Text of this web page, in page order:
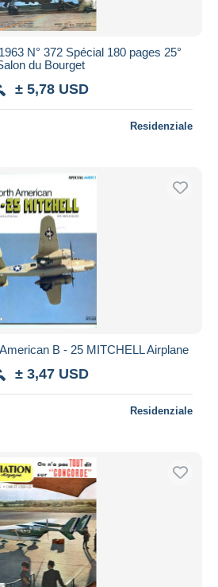
N° 372 Spécial 180 pages 25°
du Bourget
± 5,78 USD
Residenziale
B - 25 MITCHELL Airplane
± 3,47 USD
Residenziale